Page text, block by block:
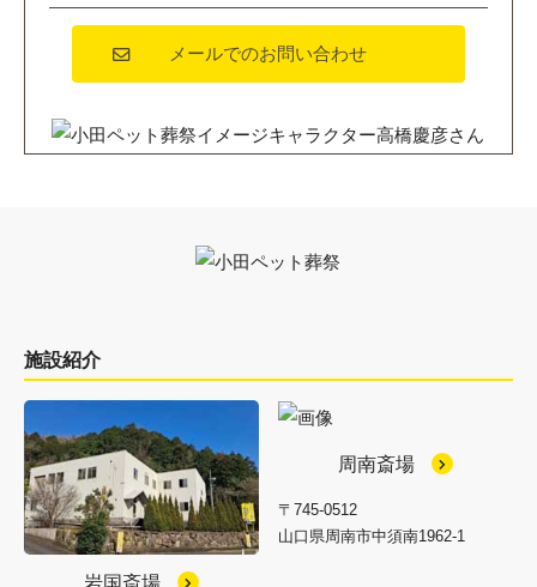
メールでのお問い合わせ
施設紹介
岩国斎場
周南斎場
〒745-0512
山口県周南市中須南1962-1